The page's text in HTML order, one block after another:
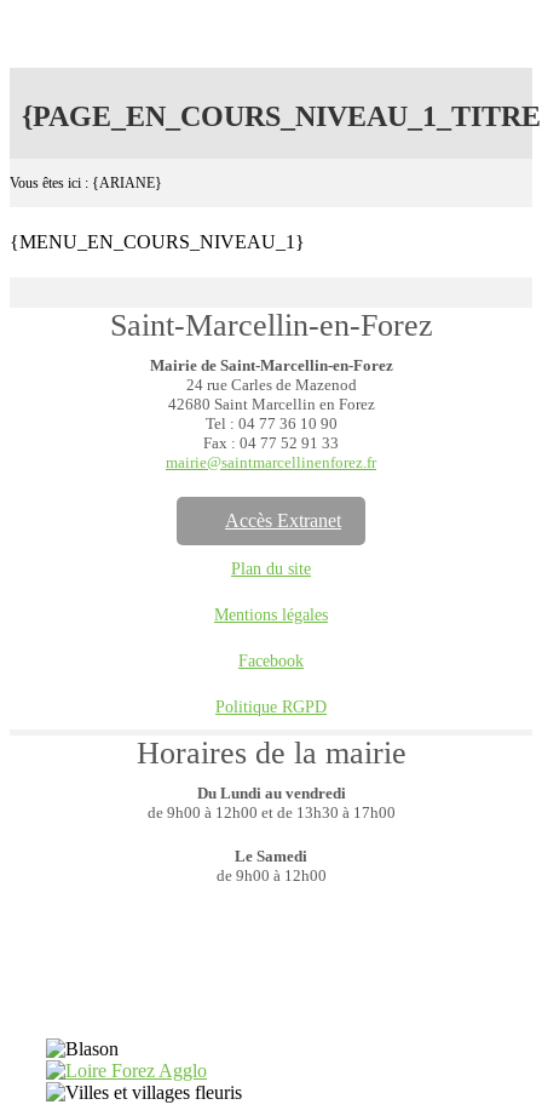
Vous êtes ici : {ARIANE}
{MENU_EN_COURS_NIVEAU_1}
Saint-Marcellin-en-Forez
Mairie de Saint-Marcellin-en-Forez
24 rue Carles de Mazenod
42680 Saint Marcellin en Forez
Tel : 04 77 36 10 90
Fax : 04 77 52 91 33
mairie@saintmarcellinenforez.fr
Accès Extranet
Plan du site
Mentions légales
Facebook
Politique RGPD
Horaires de la mairie
Du Lundi au vendredi
de 9h00 à 12h00 et de 13h30 à 17h00
Le Samedi
de 9h00 à 12h00